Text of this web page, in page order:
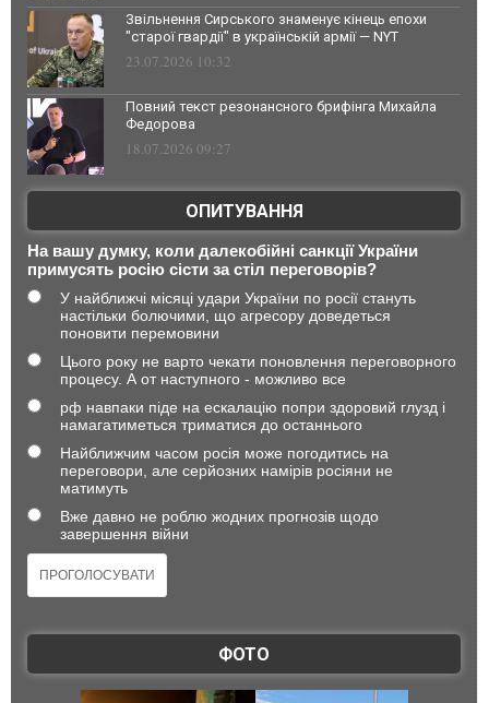
Звільнення Сирського знаменує кінець епохи
"старої гвардії" в українській армії — NYT
23.07.2026 10:32
Повний текст резонансного брифінга Михайла
Федорова
18.07.2026 09:27
ОПИТУВАННЯ
На вашу думку, коли далекобійні санкції України
примусять росію сісти за стіл переговорів?
У найближчі місяці удари України по росії стануть
настільки болючими, що агресору доведеться
поновити перемовини
Цього року не варто чекати поновлення переговорного
процесу. А от наступного - можливо все
рф навпаки піде на ескалацію попри здоровий глузд і
намагатиметься триматися до останнього
Найближчим часом росія може погодитись на
переговори, але серйозних намірів росіяни не
матимуть
Вже давно не роблю жодних прогнозів щодо
завершення війни
ФОТО